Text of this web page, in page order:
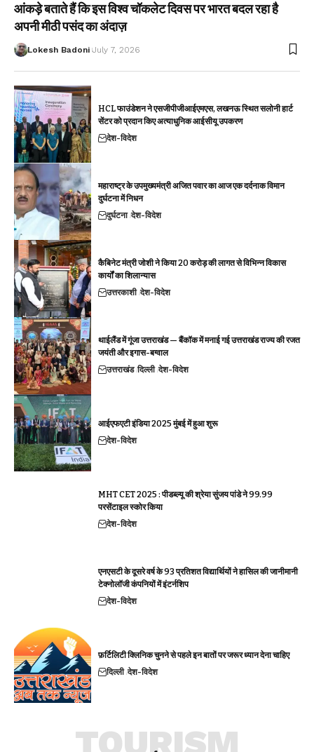
आंकड़े बताते हैं कि इस विश्व चॉकलेट दिवस पर भारत बदल रहा है
अपनी मीठी पसंद का अंदाज़
Lokesh Badoni July 7, 2026
HCL फाउंडेशन ने एसजीपीजीआईएमएस, लखनऊ स्थित सलोनी हार्ट
सेंटर को प्रदान किए अत्याधुनिक आईसीयू उपकरण
देश-विदेश
महाराष्ट्र के उपमुख्यमंत्री अजित पवार का आज एक दर्दनाक विमान
दुर्घटना में निधन
दुर्घटना देश-विदेश
कैबिनेट मंत्री जोशी ने किया 20 करोड़ की लागत से विभिन्न विकास
कार्यों का शिलान्यास
उत्तरकाशी देश-विदेश
थाईलैंड में गूंजा उत्तराखंड — बैंकॉक में मनाई गई उत्तराखंड राज्य की रजत
जयंती और इगास-बग्वाल
उत्तराखंड दिल्ली देश-विदेश
आईएफएटी इंडिया 2025 मुंबई में हुआ शुरू
देश-विदेश
MHT CET 2025 : पीडब्ल्यू की श्रेया सुंजय पांडे ने 99.99
परसेंटाइल स्कोर किया
देश-विदेश
एनएसटी के दूसरे वर्ष के 93 प्रतिशत विद्यार्थियों ने हासिल की जानीमानी
टेक्नोलॉजी कंपनियों में इंटर्नशिप
देश-विदेश
फ़र्टिलिटी क्लिनिक चुनने से पहले इन बातों पर जरूर ध्यान देना चाहिए
दिल्ली देश-विदेश
TOURISM